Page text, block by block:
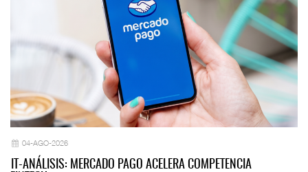
04-AGO-2026
IT-ANÁLISIS: MERCADO PAGO ACELERA COMPETENCIA